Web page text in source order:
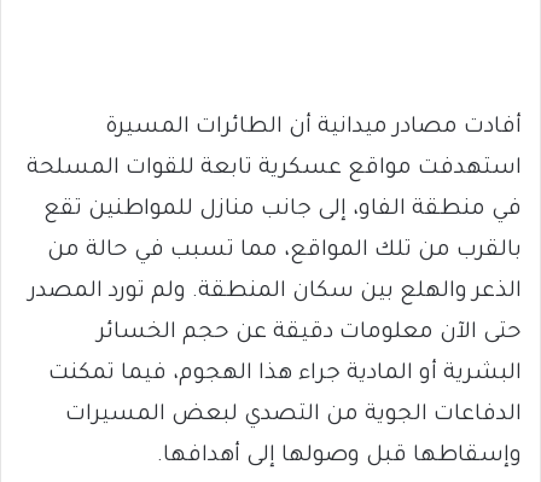
أفادت مصادر ميدانية أن الطائرات المسيرة
استهدفت مواقع عسكرية تابعة للقوات المسلحة
في منطقة الفاو، إلى جانب منازل للمواطنين تقع
بالقرب من تلك المواقع، مما تسبب في حالة من
الذعر والهلع بين سكان المنطقة. ولم تورد المصدر
حتى الآن معلومات دقيقة عن حجم الخسائر
البشرية أو المادية جراء هذا الهجوم، فيما تمكنت
الدفاعات الجوية من التصدي لبعض المسيرات
وإسقاطها قبل وصولها إلى أهدافها.